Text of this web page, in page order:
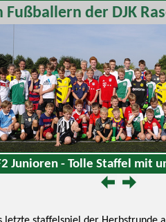
der DJK
Junioren - Tolle Staffel mit